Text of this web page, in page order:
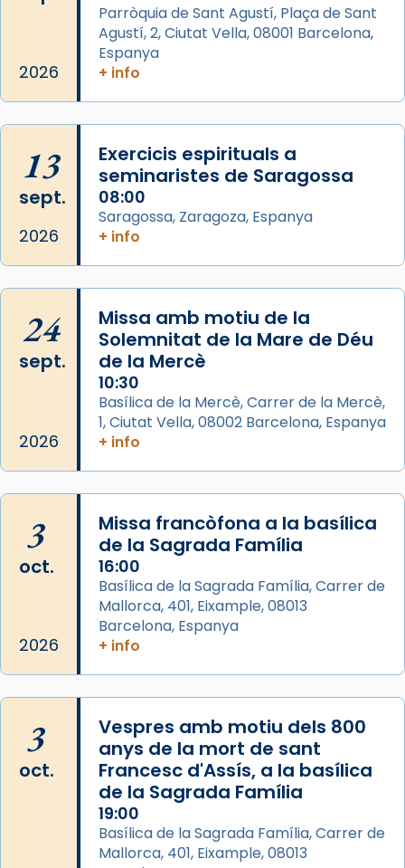
que les santes Juliana (“relatiu a Júlia”) i
Semproniana (“relatiu a Semprònia =
eterna”) són deixebles seves. I l’any 1667, el
frare Joan Gaspar Roig, afirma en una obra
que les santes són filles de l’antiga Iluro.
Mataró en reivindicarà les relíq
...Ver más
Foto
View on Facebook
Arquebisbat de Barcelona
Jaume, fill de Zebedeu, és juntament amb el
seu germà Joan i Pere un dels que
acompanyava més de prop Jesús.
Segons el llibre dels Fets (12,2) fou el primer
apòstol màrtir, decapitat a Jerusalem per
Herodes Agripa (vers l'any 44).
Regnes castellans i més tard de tota
Espanya.
El seu sepulcre a Compostela fou un g
View on Facebook ·
2026
Parròquia de Sant Agustí, Plaça de Sant
Agustí, 2, Ciutat Vella, 08001 Barcelona,
Espanya
+ info
13
sept.
2026
Exercicis espirituals a
seminaristes de Saragossa
08:00
Saragossa, Zaragoza, Espanya
+ info
24
sept.
2026
Missa amb motiu de la
Solemnitat de la Mare de Déu
de la Mercè
10:30
Basílica de la Mercè, Carrer de la Mercè,
1, Ciutat Vella, 08002 Barcelona, Espanya
+ info
3
oct.
2026
Missa francòfona a la basílica
de la Sagrada Família
16:00
Basílica de la Sagrada Família, Carrer de
Mallorca, 401, Eixample, 08013
Barcelona, Espanya
+ info
3
oct.
Vespres amb motiu dels 800
anys de la mort de sant
Francesc d'Assís, a la basílica
de la Sagrada Família
19:00
Basílica de la Sagrada Família, Carrer de
Mallorca, 401, Eixample, 08013